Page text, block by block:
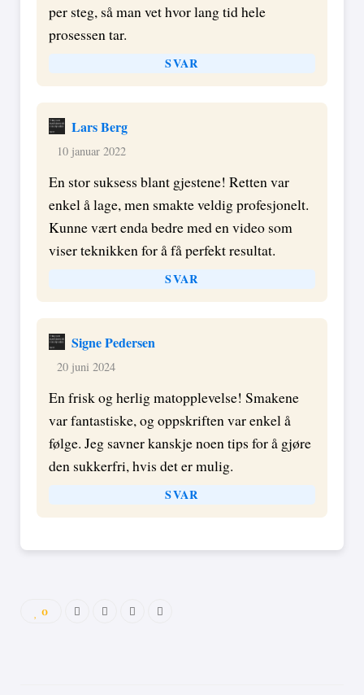
per steg, så man vet hvor lang tid hele
prosessen tar.
SVAR
Lars Berg
10 januar 2022
En stor suksess blant gjestene! Retten var
enkel å lage, men smakte veldig profesjonelt.
Kunne vært enda bedre med en video som
viser teknikken for å få perfekt resultat.
SVAR
Signe Pedersen
20 juni 2024
En frisk og herlig matopplevelse! Smakene
var fantastiske, og oppskriften var enkel å
følge. Jeg savner kanskje noen tips for å gjøre
den sukkerfri, hvis det er mulig.
SVAR
0